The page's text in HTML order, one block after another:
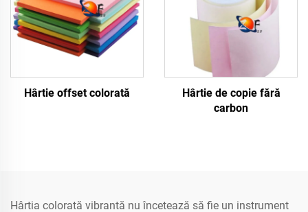
Hârtie offset colorată
Hârtie de copie fără
carbon
Hârtia colorată vibrantă nu încetează să fie un instrument